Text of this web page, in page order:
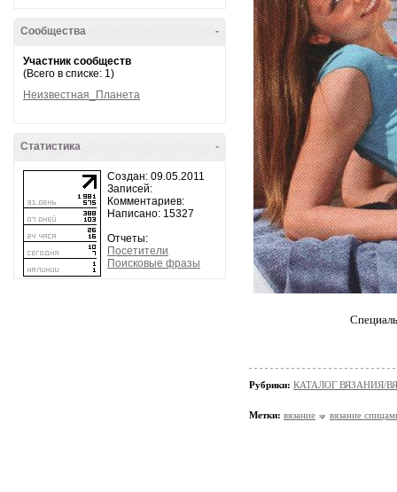
-
Сообщества
Участник сообществ
(Всего в списке: 1)
Неизвестная_Планета
-
Статистика
Создан: 09.05.2011
Записей:
Комментариев:
Написано: 15327
Отчеты:
Посетители
Поисковые фразы
Рубрики: КАТАЛОГ ВЯЗАНИЯ/
Метки: вязание вязание